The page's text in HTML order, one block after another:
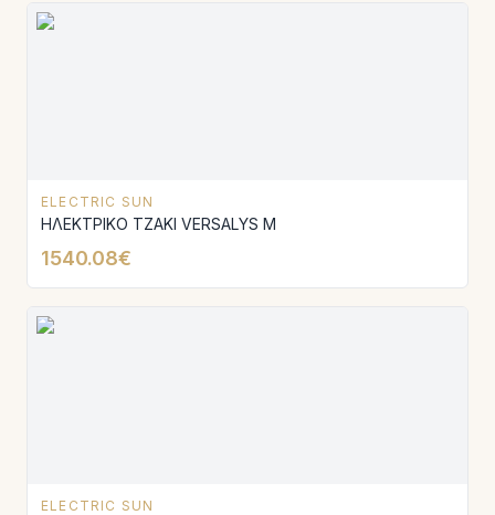
ELECTRIC SUN
ΗΛΕΚΤΡΙΚΟ ΤΖΑΚΙ VERSALYS Μ
1540.08€
ELECTRIC SUN